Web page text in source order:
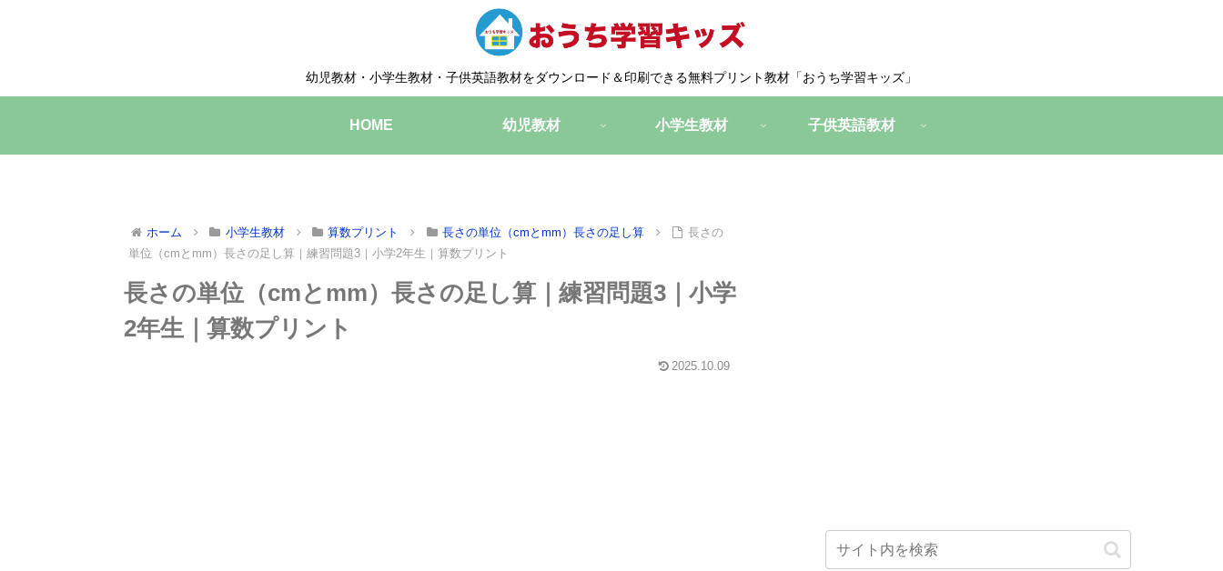
幼児教材・小学生教材・子供英語教材をダウンロード＆印刷できる無料プリント教材「おうち学習キッズ」
HOME 幼児教材 小学生教材 子供英語教材
ホーム 小学生教材 算数プリント 長さの単位（cmとmm）長さの足し算
長さの
単位（cmとmm）長さの足し算｜練習問題3｜小学2年生｜算数プリント
長さの単位（cmとmm）長さの足し算｜練習問題3｜小学
2年生｜算数プリント
2025.10.09